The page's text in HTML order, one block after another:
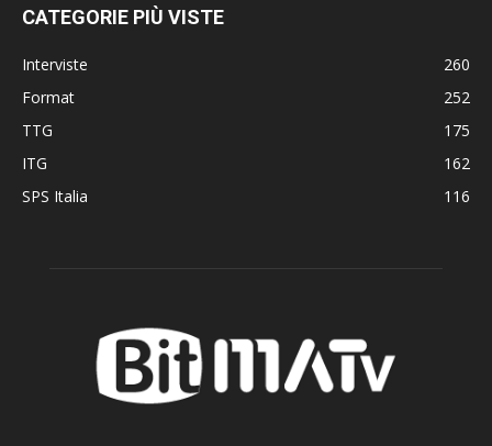
CATEGORIE PIÙ VISTE
Interviste
260
Format
252
TTG
175
ITG
162
SPS Italia
116